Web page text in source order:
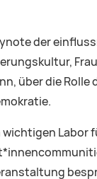
der
Frau
über die Rolle
wichtigen Labor